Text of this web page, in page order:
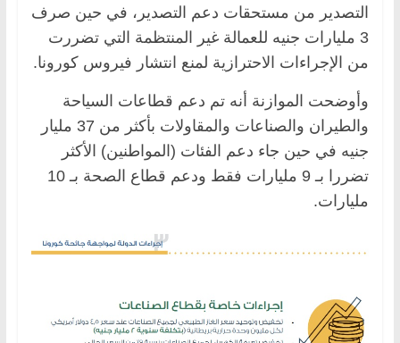
التصدير من مستحقات دعم التصدير، في حين صرف
3 مليارات جنيه للعمالة غير المنتظمة التي تضررت
من الإجراءات الاحترازية لمنع انتشار فيروس كورونا.
وأوضحت الموازنة أنه تم دعم قطاعات السياحة
والطيران والصناعات والمقاولات بأكثر من 37 مليار
جنيه في حين جاء دعم الفئات (المواطنين) الأكثر
تضررا بـ 9 مليارات فقط ودعم قطاع الصحة بـ 10
مليارات.